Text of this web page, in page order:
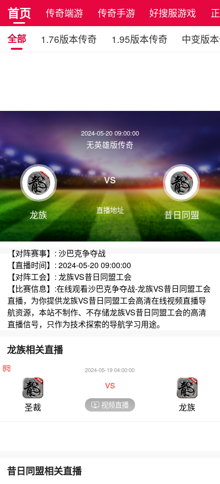
首页 传奇端游 传奇手游 好搜服游戏
全部
1.76版本传奇 1.95版本传奇 中变版
2024-05-20 09:00:00
无英雄版传奇
龙族
vs
直播地址 昔日同盟
【对阵赛事】: 沙巴克争夺战
【直播时间】: 2024-05-20 09:00:00
【对阵工会】: 龙族VS昔日同盟工会
【比赛信息】:在线观看沙巴克争夺战-龙族VS昔日同盟工会
直播，为你提供龙族VS昔日同盟工会高清在线视频直播导
航资源，本站不制作、不存储龙族VS昔日同盟工会的高清
直播信号，只作为技术探索的导航学习用途。
龙族相关直播
圣裁
2024-05-19 04:00:00
vs
视频直播 龙族
昔日同盟相关直播